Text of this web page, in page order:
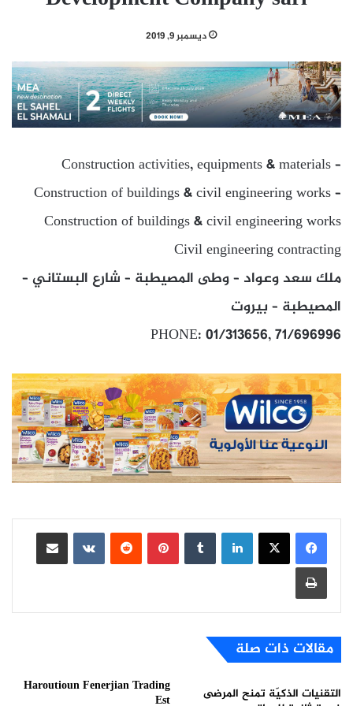
ديسمبر 9, 2019
Construction activities, equipments & materials –
Construction of buildings & civil engineering works –
Construction of buildings & civil engineering works
Civil engineering contracting
ملك سعد وعواد – وطى المصيطبة – شارع البستاني –
المصيطبة – بيروت
PHONE: 01/313656, 71/696996
لينكدإن بينتيريست
مشاركة عبر البريد
طباعة
مقالات ذات صلة
التقنيات الذكيّة تمنح المرضى
Haroutioun Fenerjian Trading
Est